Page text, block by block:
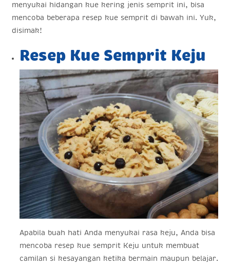
menyukai hidangan kue kering jenis semprit ini, bisa
mencoba beberapa resep kue semprit di bawah ini. Yuk,
disimak!
Resep Kue Semprit Keju
Apabila buah hati Anda menyukai rasa keju, Anda bisa
mencoba resep kue semprit Keju untuk membuat
camilan si kesayangan ketika bermain maupun belajar.